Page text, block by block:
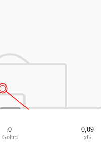
0
Goluri
0,09
xG